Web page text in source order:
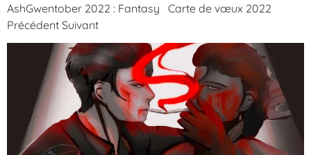
AshGwentober 2022 : Fantasy Carte de vœux 2022
Précédent Suivant